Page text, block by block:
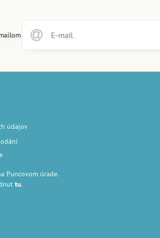
údajov
Puncovom úrade.
tu.